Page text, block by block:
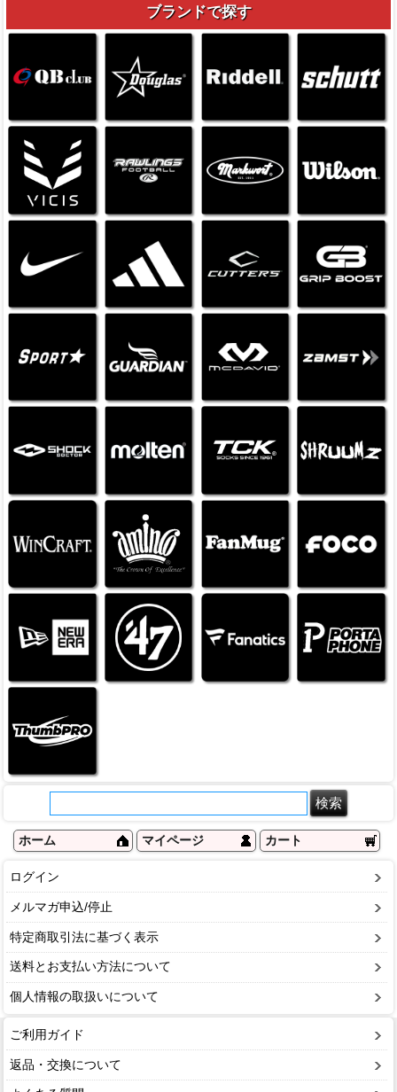
ブランドで探す
ホーム マイページ カート
ログイン
メルマガ申込/停止
特定商取引法に基づく表示
送料とお支払い方法について
個人情報の取扱いについて
ご利用ガイド
返品・交換について